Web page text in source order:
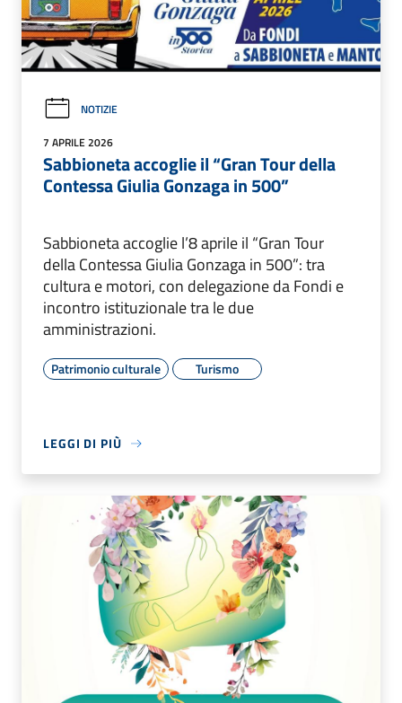
NOTIZIE
7 APRILE 2026
Sabbioneta accoglie il “Gran Tour della
Contessa Giulia Gonzaga in 500”
Sabbioneta accoglie l’8 aprile il “Gran Tour
della Contessa Giulia Gonzaga in 500”: tra
cultura e motori, con delegazione da Fondi e
incontro istituzionale tra le due
amministrazioni.
Patrimonio culturale Turismo
LEGGI DI PIÙ